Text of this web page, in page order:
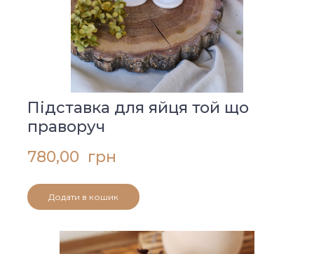
Підставка для яйця той що
праворуч
780,00  грн
Додати в кошик